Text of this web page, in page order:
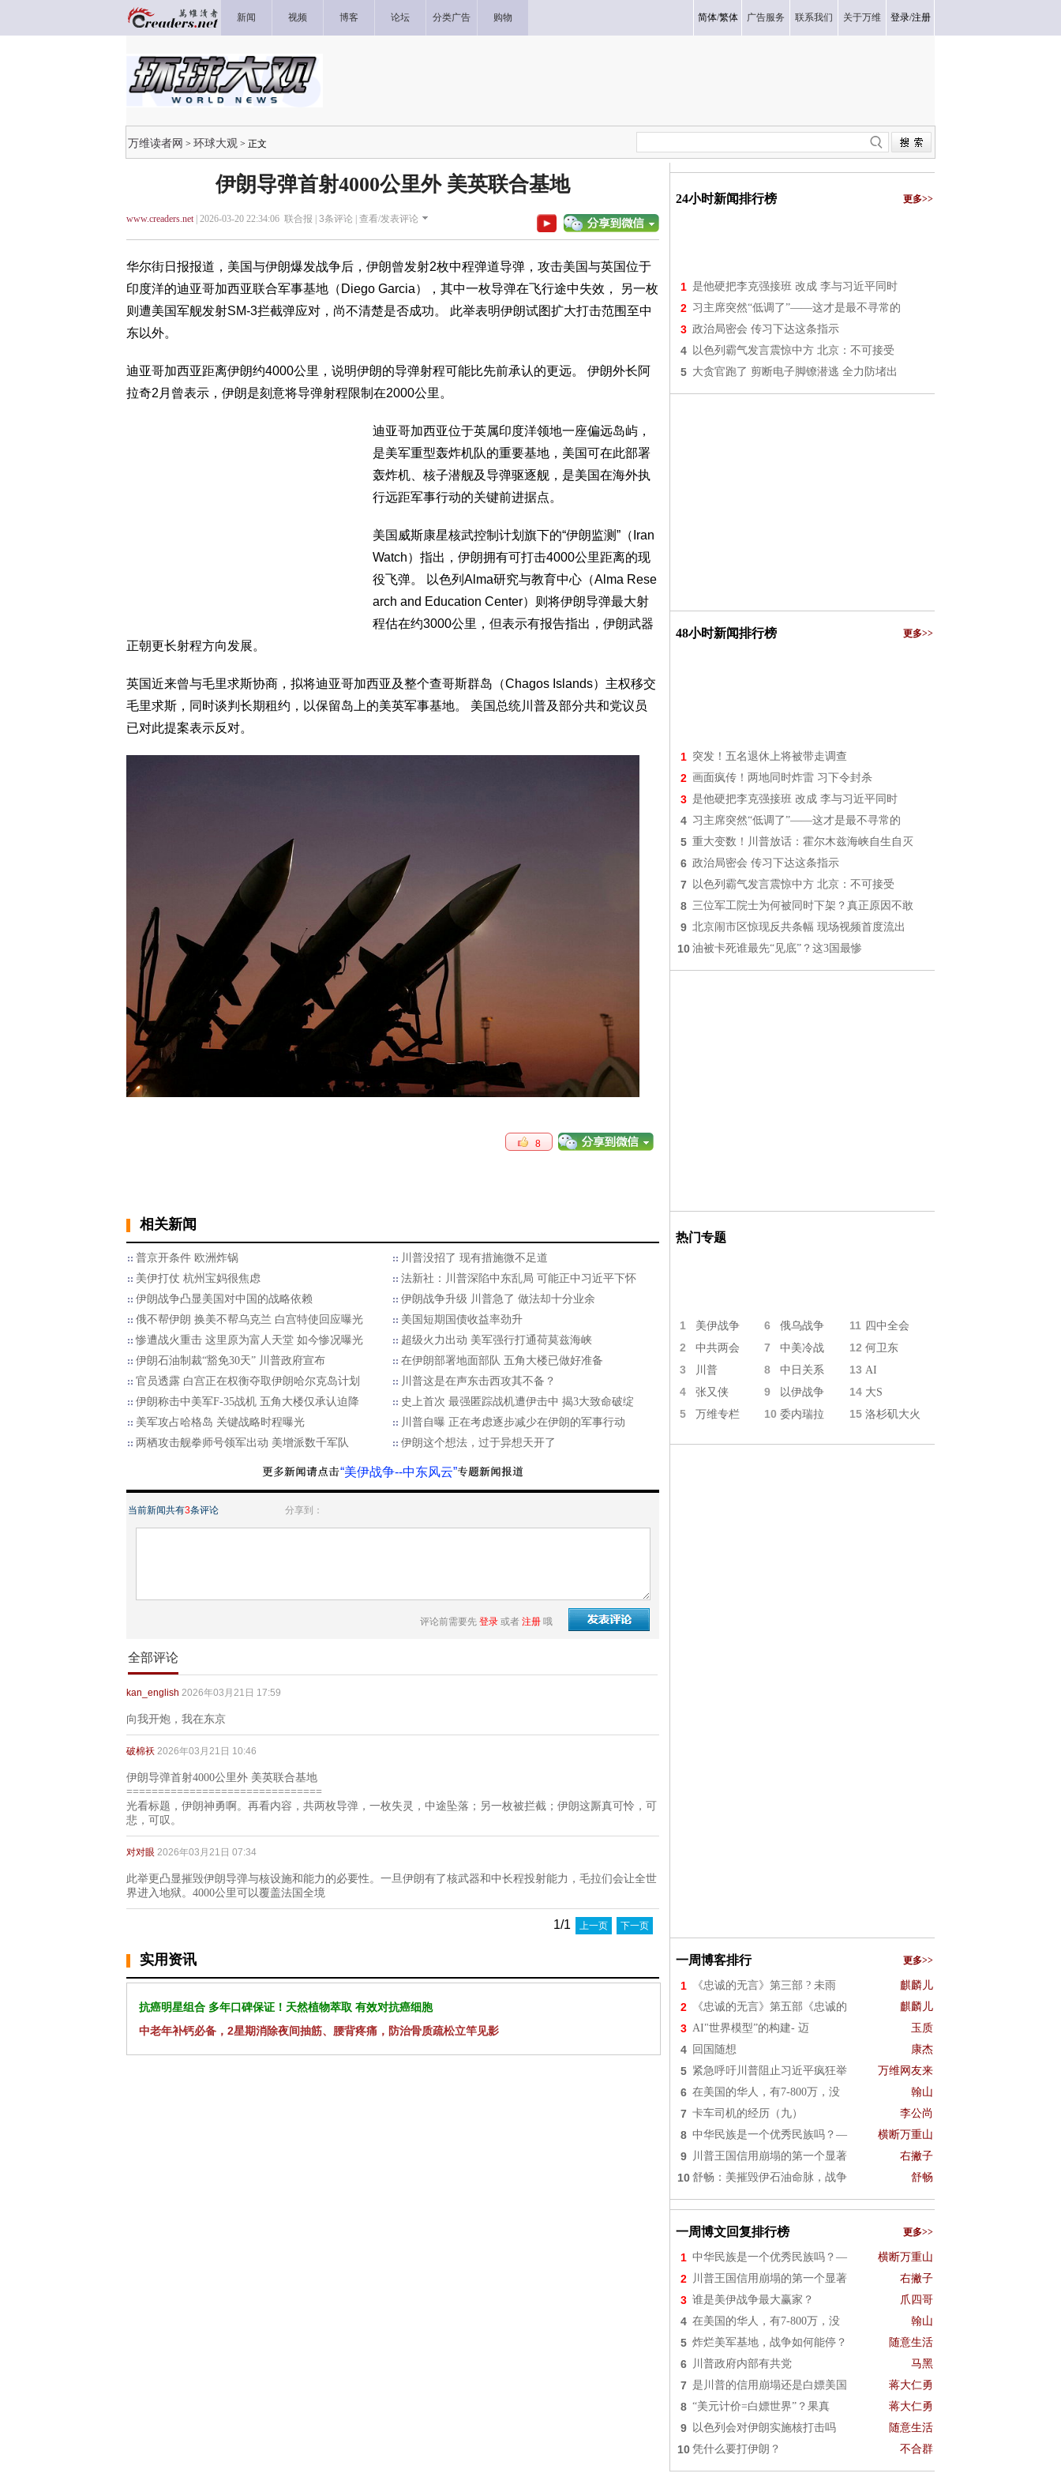
新闻 视频 博客 论坛 分类广告 购物 简体/繁体 广告服务 联系我们 关于万维 登录/注册
万维读者网 > 环球大观 > 正文
伊朗导弹首射4000公里外 美英联合基地
www.creaders.net| 2026-03-20 22:34:06 联合报 | 3条评论 | 查看/发表评论
华尔街日报报道，美国与伊朗爆发战争后，伊朗曾发射2枚中程弹道导弹，攻击美国与英国位于
印度洋的迪亚哥加西亚联合军事基地（Diego Garcia），其中一枚导弹在飞行途中失效， 另一枚
则遭美国军舰发射SM-3拦截弹应对，尚不清楚是否成功。 此举表明伊朗试图扩大打击范围至中
东以外。
迪亚哥加西亚距离伊朗约4000公里，说明伊朗的导弹射程可能比先前承认的更远。 伊朗外长阿
拉奇2月曾表示，伊朗是刻意将导弹射程限制在2000公里。
迪亚哥加西亚位于英属印度洋领地一座偏远岛屿，
是美军重型轰炸机队的重要基地，美国可在此部署
轰炸机、核子潜舰及导弹驱逐舰，是美国在海外执
行远距军事行动的关键前进据点。
美国威斯康星核武控制计划旗下的“伊朗监测”（Iran
Watch）指出，伊朗拥有可打击4000公里距离的现
役飞弹。 以色列Alma研究与教育中心（Alma Rese
arch and Education Center）则将伊朗导弹最大射
程估在约3000公里，但表示有报告指出，伊朗武器
正朝更长射程方向发展。
英国近来曾与毛里求斯协商，拟将迪亚哥加西亚及整个查哥斯群岛（Chagos Islands）主权移交
毛里求斯，同时谈判长期租约，以保留岛上的美英军事基地。 美国总统川普及部分共和党议员
已对此提案表示反对。
8
相关新闻
普京开条件 欧洲炸锅
川普没招了 现有措施微不足道
美伊打仗 杭州宝妈很焦虑
法新社：川普深陷中东乱局 可能正中习近平下怀
伊朗战争凸显美国对中国的战略依赖
伊朗战争升级 川普急了 做法却十分业余
俄不帮伊朗 换美不帮乌克兰 白宫特使回应曝光
美国短期国债收益率劲升
惨遭战火重击 这里原为富人天堂 如今惨况曝光
超级火力出动 美军强行打通荷莫兹海峡
伊朗石油制裁“豁免30天” 川普政府宣布
在伊朗部署地面部队 五角大楼已做好准备
官员透露 白宫正在权衡夺取伊朗哈尔克岛计划
川普这是在声东击西攻其不备？
伊朗称击中美军F-35战机 五角大楼仅承认迫降
史上首次 最强匿踪战机遭伊击中 揭3大致命破绽
美军攻占哈格岛 关键战略时程曝光
川普自曝 正在考虑逐步减少在伊朗的军事行动
两栖攻击舰拳师号领军出动 美增派数千军队
伊朗这个想法，过于异想天开了
“美伊战争--中东风云”
当前新闻共有3条评论 分享到：
评论前需要先 登录 或者 注册 哦
全部评论
kan_english 2026年03月21日 17:59
向我开炮，我在东京
破棉袄 2026年03月21日 10:46
伊朗导弹首射4000公里外 美英联合基地
===============================
光看标题，伊朗神勇啊。再看内容，共两枚导弹，一枚失灵，中途坠落；另一枚被拦截；伊朗这厮真可怜，可
悲，可叹。
对对眼 2026年03月21日 07:34
此举更凸显摧毁伊朗导弹与核设施和能力的必要性。一旦伊朗有了核武器和中长程投射能力，毛拉们会让全世
界进入地狱。4000公里可以覆盖法国全境
1/1 上一页 下一页
实用资讯
抗癌明星组合 多年口碑保证！天然植物萃取 有效对抗癌细胞
中老年补钙必备，2星期消除夜间抽筋、腰背疼痛，防治骨质疏松立竿见影
24小时新闻排行榜 更多>>
1 是他硬把李克强接班 改成 李与习近平同时
2 习主席突然“低调了”——这才是最不寻常的
3 政治局密会 传习下达这条指示
4 以色列霸气发言震惊中方 北京：不可接受
5 大贪官跑了 剪断电子脚镣潜逃 全力防堵出
48小时新闻排行榜 更多>>
1 突发！五名退休上将被带走调查
2 画面疯传！两地同时炸雷 习下令封杀
3 是他硬把李克强接班 改成 李与习近平同时
4 习主席突然“低调了”——这才是最不寻常的
5 重大变数！川普放话：霍尔木兹海峡自生自灭
6 政治局密会 传习下达这条指示
7 以色列霸气发言震惊中方 北京：不可接受
8 三位军工院士为何被同时下架？真正原因不敢
9 北京闹市区惊现反共条幅 现场视频首度流出
10 油被卡死谁最先“见底”？这3国最惨
热门专题
1 美伊战争 6 俄乌战争 11 四中全会
2 中共两会 7 中美冷战 12 何卫东
3 川普 8 中日关系 13 AI
4 张又侠 9 以伊战争 14 大S
5 万维专栏 10 委内瑞拉 15 洛杉矶大火
一周博客排行 更多>>
1 《忠诚的无言》第三部 ? 未雨 麒麟儿
2 《忠诚的无言》第五部《忠诚的 麒麟儿
3 AI"世界模型”的构建- 迈 玉质
4 回国随想 康杰
5 紧急呼吁川普阻止习近平疯狂举 万维网友来
6 在美国的华人，有7-800万，没 翰山
7 卡车司机的经历（九） 李公尚
8 中华民族是一个优秀民族吗？— 横断万重山
9 川普王国信用崩塌的第一个显著 右撇子
10 舒畅：美摧毁伊石油命脉，战争 舒畅
一周博文回复排行榜 更多>>
1 中华民族是一个优秀民族吗？— 横断万重山
2 川普王国信用崩塌的第一个显著 右撇子
3 谁是美伊战争最大赢家？ 爪四哥
4 在美国的华人，有7-800万，没 翰山
5 炸烂美军基地，战争如何能停？ 随意生活
6 川普政府内部有共党 马黑
7 是川普的信用崩塌还是白嫖美国 蒋大仁勇
8 “美元计价=白嫖世界”？果真 蒋大仁勇
9 以色列会对伊朗实施核打击吗 随意生活
10 凭什么要打伊朗？ 不合群